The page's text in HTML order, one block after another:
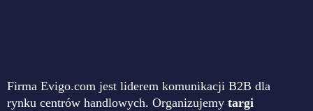
Firma Evigo.com jest liderem komunikacji B2B dla
rynku centrów handlowych. Organizujemy targi